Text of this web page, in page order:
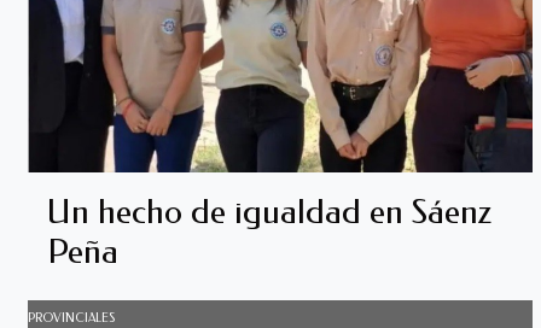
Un hecho de igualdad en Sáenz
Peña
PROVINCIALES